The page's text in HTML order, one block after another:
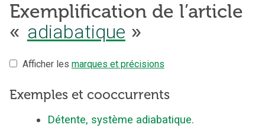
Exemplification de l’article
« adiabatique »
Afficher les marques et précisions
Exemples et cooccurrents
Détente, système adiabatique.